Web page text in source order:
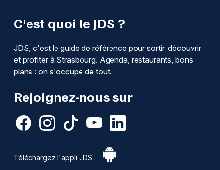
C'est quoi le JDS ?
JDS, c'est le guide de référence pour sortir, découvrir
et profiter à Strasbourg. Agenda, restaurants, bons
plans : on s'occupe de tout.
Rejoignez-nous sur
Téléchargez l'appli JDS :